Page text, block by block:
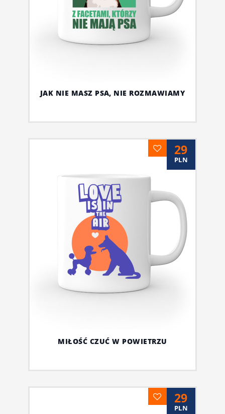
JAK NIE MASZ PSA, NIE ROZMAWIAMY
29
PLN
MIŁOŚĆ CZUĆ W POWIETRZU
29
PLN